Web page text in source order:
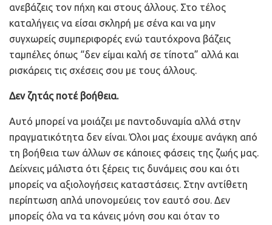
ανεβάζεις τον πήχη και στους άλλους. Στο τέλος
καταλήγεις να είσαι σκληρή με σένα και να μην
συγχωρείς συμπεριφορές ενώ ταυτόχρονα βάζεις
ταμπέλες όπως “δεν είμαι καλή σε τίποτα” αλλά και
ρισκάρεις τις σχέσεις σου με τους άλλους.
Δεν ζητάς ποτέ βοήθεια.
Αυτό μπορεί να μοιάζει με παντοδυναμία αλλά στην
πραγματικότητα δεν είναι. Όλοι μας έχουμε ανάγκη από
τη βοήθεια των άλλων σε κάποιες φάσεις της ζωής μας.
Δείχνεις μάλιστα ότι ξέρεις τις δυνάμεις σου και ότι
μπορείς να αξιολογήσεις καταστάσεις. Στην αντίθετη
περίπτωση απλά υπονομεύεις τον εαυτό σου. Δεν
μπορείς όλα να τα κάνεις μόνη σου και όταν το